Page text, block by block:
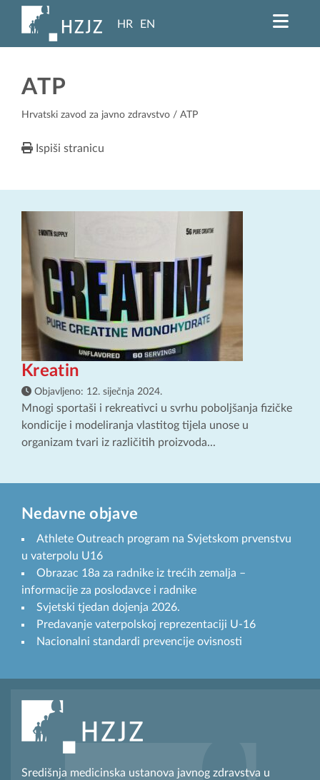
HR EN
ATP
Hrvatski zavod za javno zdravstvo / ATP
Ispiši stranicu
Kreatin
Objavljeno: 12. siječnja 2024.
Mnogi sportaši i rekreativci u svrhu poboljšanja fizičke
kondicije i modeliranja vlastitog tijela unose u
organizam tvari iz različitih proizvoda...
Nedavne objave
Athlete Outreach program na Svjetskom prvenstvu
u vaterpolu U16
Obrazac 18a za radnike iz trećih zemalja –
informacije za poslodavce i radnike
Svjetski tjedan dojenja 2026.
Predavanje vaterpolskoj reprezentaciji U-16
Nacionalni standardi prevencije ovisnosti
Središnja medicinska ustanova javnog zdravstva u